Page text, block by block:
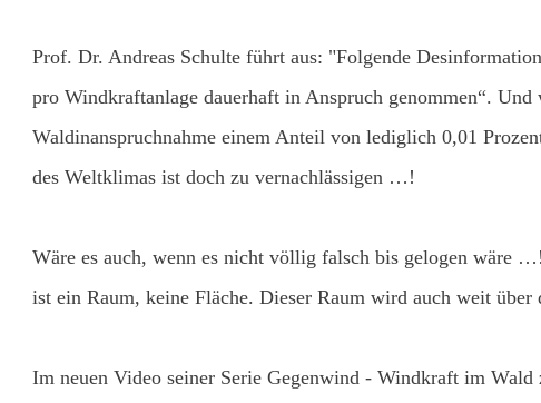
Prof. Dr. Andreas Schulte führt aus: "Folgende
pro Windkraftanlage dauerhaft in Anspruch genommen“.
Waldinanspruchnahme einem Anteil von lediglich 0,01
des Weltklimas ist doch zu vernachlässigen …!
Wäre es auch, wenn es nicht völlig falsch bis gelogen wäre
ist ein Raum, keine Fläche. Dieser Raum wird auch weit
Im neuen Video seiner Serie Gegenwind - Windkraft im